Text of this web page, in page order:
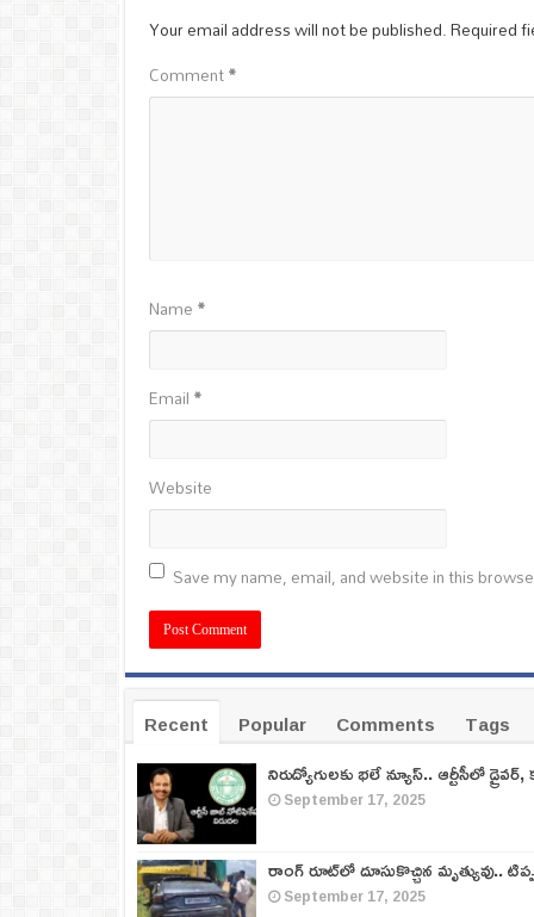
Your email address will not be published.Required
Comment*
Name*
Email*
Website
Save my name, email, and website in this
Recent Popular Comments
Tags
నిరుద్యోగులకు భలే న్యూస్.. ఆర్టీసీలో
September 17, 2025
రాంగ్ రూట్‌లో దూసుకొచ్చిన మృత్యువు..
September 17, 2025